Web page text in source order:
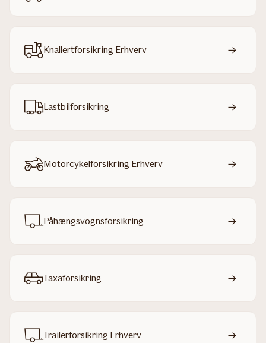
Knallertforsikring Erhverv
Lastbilforsikring
Motorcykelforsikring Erhverv
Påhængsvogns­forsikring
Taxaforsikring
Trailerforsikring Erhverv